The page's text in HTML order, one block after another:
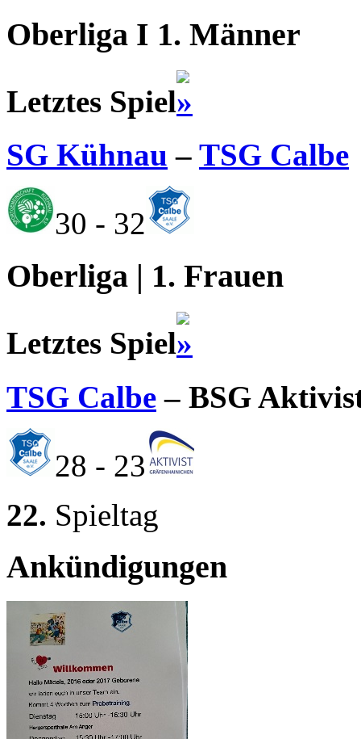
Oberliga I 1. Männer
Letztes Spiel
SG Kühnau – TSG Calbe
30 - 32
Oberliga | 1. Frauen
Letztes Spiel
TSG Calbe – BSG
28 - 23
22. Spieltag
Ankündigungen